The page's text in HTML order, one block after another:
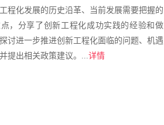
程化发展的历史沿革、当前发展需要把握的
，分享了创新工程化成功实践的经验和做
讨进一步推进创新工程化面临的问题、机遇
提出相关政策建议。... 详情